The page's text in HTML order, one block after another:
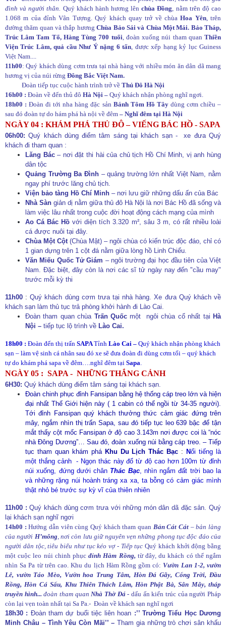
đình và người thân. Quý khách hành hương lênchùa Đồng, nằm trên độ cao
1.068 m của đỉnh Vân Tượng. Quý khách quay trở về chùaHoa Yên, trên
đường thăm quan và thắp hươngChùa Bảo Sái và Chùa Một Mái. Bảo Tháp,
Trúc Lâm Tam Tổ, Hàng Tùng 700 tuổi, đoàn xuống núi tham quanThiền
Viện Trúc Lâm, quả cầu Như Ý nặng 6 tấn, được xếp hạng kỷ lục Guiness
Việt Nam....
11h00: Quý khách dùng cơm trưa tại nhà hàng với nhiều món ăn dân dã mang
hương vị của núi rừng Đông Bắc Việt Nam.
Đoàn tiếp tục cuộc hành trình trở về Thủ Đô Hà Nội
16h00 : Đoàn về đến thủ đô Hà Nội – Quý khách nhận phòng nghĩ ngơi.
18h00 :Đoàn đi tới nha hàng đặc sản Bánh Tôm Hồ Tây dùng cơm chiều –
sau đó đoàn tự do hám phá hà nội về đêm – Nghĩ đêm tại Hà Nội
NGÀY 04 : KHÁM PHÁ THỦ ĐÔ – VIẾNG BÁC HỒ - SAPA
06h00:Quý khách dùng điểm tâm sáng tại khách sạn -xe đưaQuý
khách đi tham quan :
Lăng Bác– nơi đặt thi hài của chủ tịch Hồ Chí Minh, vị anh hùng
dân tộc
Quảng Trường Ba Đình– quảng trường lớn nhất Việt Nam, nằm
ngay phí trước lăng chủ tịch.
Viện bảo tàng Hồ Chí Minh – nơi lưu giữ những dấu ấn của Bác
Nhà Sàn giản dị nằm giữa thủ đô Hà Nội là nơi Bác Hồ đã sống và
làm việc lâu nhất trong cuộc đời hoạt động cách mạng của mình
Ao Cá Bác Hồ với diện tích 3.320 m², sâu 3 m, có rất nhiều loài
cá được nuôi tại đây.
Chùa Một Cột(Chùa Mật) – ngôi chùa có kiến trúc độc đáo, chỉ có
1 gian dựng trên 1 cột đá nằm giữa lòng hồ Linh Chiểu.
Văn Miếu Quốc Tử Giám – ngôi trường đại học đầu tiên của Việt
Nam. Đặc biệt, đây còn là nơi các sĩ tử ngày nay đến "cầu may"
trước mỗi kỳ thi
11h00 :Quý khách dùng cơm trưatại nhà hàng. Xe đưa Quý khách về
khách sạn làm thủ tục trả phòng khởi hành đi Lào Cai.
Đoàn tham quan chùa Trấn Quốcmột ngôi chùa cổ nhất tại Hà
Nội – tiếp tục lộ trình về Lào Cai.
18h00 : Đoàn đến thị trấn SAPATỉnh Lào Cai – Quý khách nhận phòng khách
sạn – làm vệ sinh cá nhân sau đó xe sẽ đưa đoàn đi dùng cơm tối – quý khách
tự do khám phá sapa về đêm….nghĩ đêm tại Sapa.
NGÀY 05 : SAPA - NHỮNG THẮNG CẢNH
6H30: Quý khách dùng điểm tâm sáng tại khách sạn.
Đoàn chinh phục đỉnh Fansipan bằng hệ thống cáp treo lớn và hiện
đại nhất Thế Giới hiện này ( 1 cabin có thể ngồi từ 34-35 người).
Tới đỉnh Fansipan quý khách thưởng thức cảm giác đứng trên
mây, ngắm nhìn thị trấn Sapa, sau đó tiếp tục leo 639 bậc để tận
mắt thấy cột mốc Fansipan ở độ cao 3.143m nơi được coi là “nóc
nhà Đông Dương”… Sau đó, đoàn xuống núi bằng cáp treo. – Tiếp
tục tham quan khám phá Khu Du Lịch Thác Bạc : Nổi tiếng là
một thắng cảnh - Ngọn thác này đổ từ độ cao hơn 100m từ đỉnh
núi xuống, đứng dưới chân Thác Bạc, nhìn ngắm đất trời bao la
và những rặng núi hoành tráng xa xa, ta bỗng có cảm giác mình
thật nhỏ bé trước sự kỳ vĩ của thiên nhiên
11h00 :Quý khách dùng cơm trưa với những món dân dã đặc sản. Quý
lại khách sạn nghĩ ngơi
14h00 :Hướng dẫn viên cùng Quý khách tham quan Bản Cát Cát –bản làng
của người H’mông, nơi còn lưu giữ nguyên vẹn những phong tục độc đáo của
người dân tộc, tiêu biểu như tục kéo vợ - Tiếp tục Quý khách khởi động bằng
một cuộc leo núi chinh phụcđỉnh Hàm Rồng, từ đây, du khách có thể ngắm
nhìn Sa Pa từ trên cao. Khu du lịch Hàm Rồng gồm có: Vườn Lan 1-2, vườn
Lê, vườn Táo Mèo, Vườn hoa Trung Tâm, Hòn Đá Gãy, Cổng Trời, Đầu
Rồng, Hòn Cá Sấu, Khu Thiên Thách Lâm, Hòn Phật Bà, Sân Mây, tháp
truyền hình... đoàn tham quanNhà Thờ Đá -dấu ấn kiến trúc của người Pháp
còn lại vẹn toàn nhất tại Sa Pa.- Đoàn về khách sạn nghĩ ngơi
18h30 : Đoàn tham dự buổi tiệc liên hoan :’’ Trường Tiểu Học Dương
Minh Châu – Tình Yêu Còn Mãi’’ – Tham gia những trò chơi sân khấu